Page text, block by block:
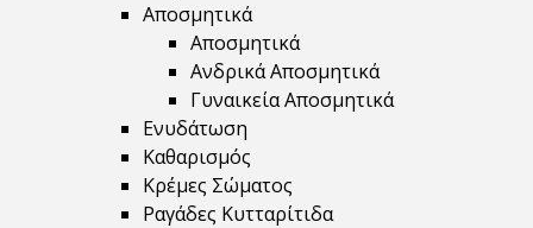
Αποσμητικά
Αποσμητικά
Ανδρικά Αποσμητικά
Γυναικεία Αποσμητικά
Ενυδάτωση
Καθαρισμός
Κρέμες Σώματος
Ραγάδες Κυτταρίτιδα